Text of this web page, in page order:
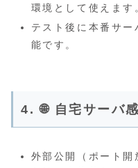
環境として使えます
テスト後に本番サ
能です。
4. 🌐 自宅サーバ
外部公開（ポート開